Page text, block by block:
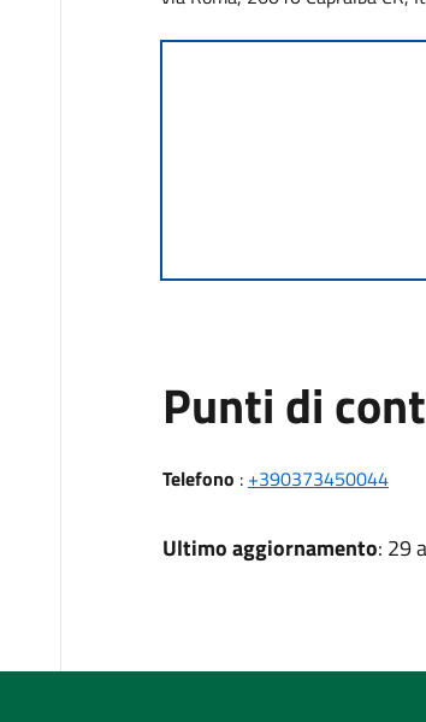
Punti di
Telefono : +390373450044
Ultimo aggiornamento: 29